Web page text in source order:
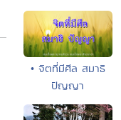
• จิตที่มีศีล สมาธิ
ปัญญา